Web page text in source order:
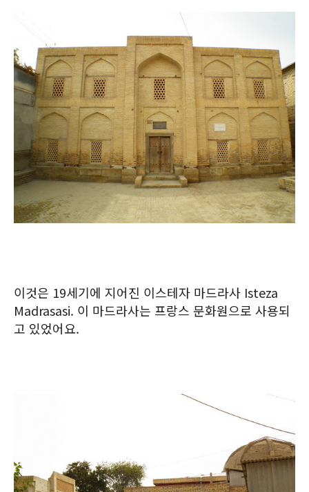
이것은 19세기에 지어진 이스테자 마드라사 Isteza
Madrasasi. 이 마드라사는 프랑스 문화원으로 사용되
고 있었어요.